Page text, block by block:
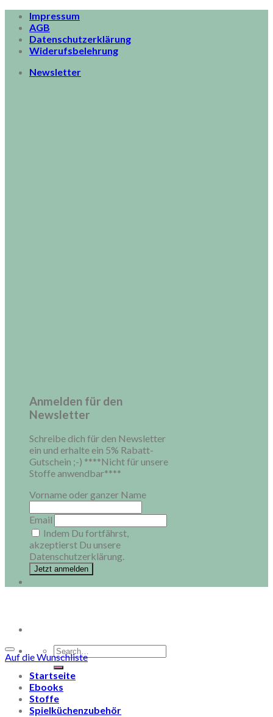
Skip
content
Impressum
AGB
Datenschutzerklärung
Widerufsbelehrung
Newsletter
Anmelden für den
Newsletter
Schreibe dich für den Newsletter
ein und erhalte ein 5% Rabatt-
Gutschein ;-) ****Nicht für unsere
Stoffe anwendbar****
Vorname oder ganzer Name
Email
Indem Du fortfährst,
akzeptierst Du unsere
Datenschutzerklärung.
Search
for:
Startseite
Ebooks
Stoffe
Spielküchenzubehör
Auf die Wunschliste